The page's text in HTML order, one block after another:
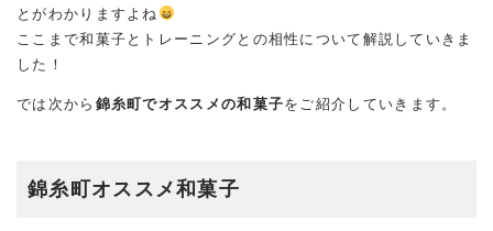
とがわかりますよね
ここまで和菓子とトレーニングとの相性について解説していきま
した！
では次から 錦糸町でオススメの和菓子をご紹介していきます。
錦糸町オススメ和菓子